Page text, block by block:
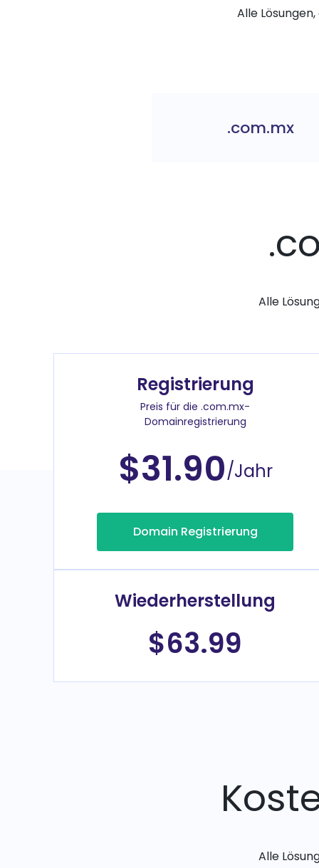
Alle
.com.mx
Alle
Registrierung
Preis für die .com.mx-
Domainregistrierung
$31.90/Jahr
Domain Registrierung
Wiederherstellung
$63.99
Alle